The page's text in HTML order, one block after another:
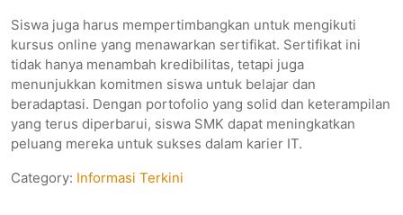
Siswa juga harus mempertimbangkan untuk mengikuti
kursus online yang menawarkan sertifikat. Sertifikat ini
tidak hanya menambah kredibilitas, tetapi juga
menunjukkan komitmen siswa untuk belajar dan
beradaptasi. Dengan portofolio yang solid dan keterampilan
yang terus diperbarui, siswa SMK dapat meningkatkan
peluang mereka untuk sukses dalam karier IT.
Category: Informasi Terkini